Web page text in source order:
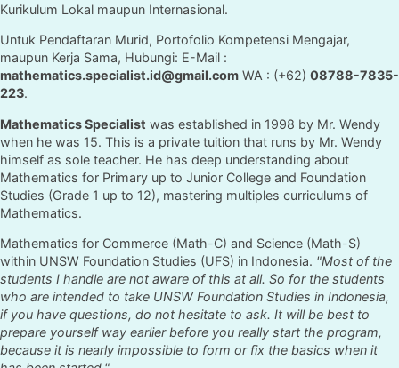
Kurikulum Lokal maupun Internasional.
Untuk Pendaftaran Murid, Portofolio Kompetensi Mengajar,
maupun Kerja Sama, Hubungi: E-Mail :
mathematics.specialist.id@gmail.com WA : (+62) 08788-7835-
223.
Mathematics Specialist was established in 1998 by Mr. Wendy
when he was 15. This is a private tuition that runs by Mr. Wendy
himself as sole teacher. He has deep understanding about
Mathematics for Primary up to Junior College and Foundation
Studies (Grade 1 up to 12), mastering multiples curriculums of
Mathematics.
Mathematics for Commerce (Math-C) and Science (Math-S)
within UNSW Foundation Studies (UFS) in Indonesia. "Most of the
students I handle are not aware of this at all. So for the students
who are intended to take UNSW Foundation Studies in Indonesia,
if you have questions, do not hesitate to ask. It will be best to
prepare yourself way earlier before you really start the program,
because it is nearly impossible to form or fix the basics when it